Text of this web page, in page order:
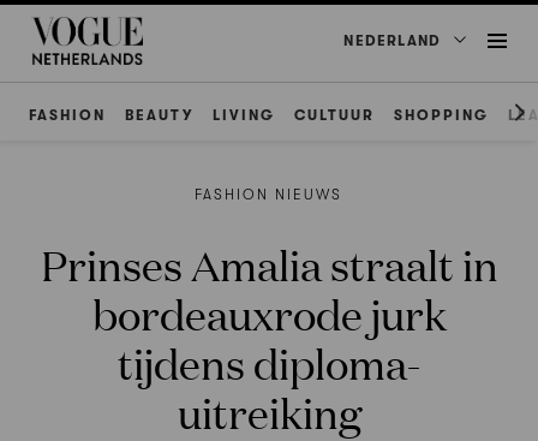
NEDERLAND
FASHION BEAUTY LIVING CULTUUR SHOPPING
FASHION NIEUWS
Prinses Amalia straalt in
bordeauxrode jurk
tijdens diploma-
uitreiking